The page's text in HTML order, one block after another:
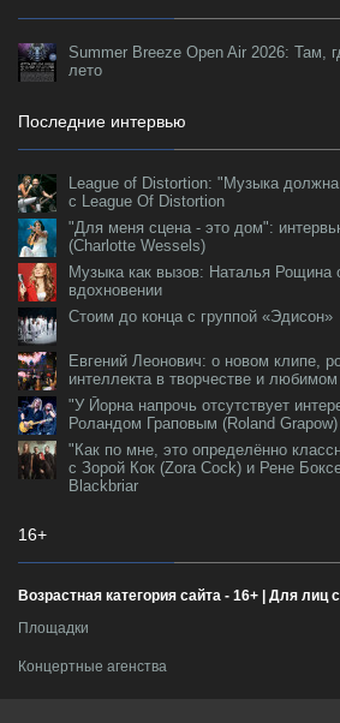
Summer Breeze Open Air 2026: Там,
лето
Последние интервью
League of Distortion: "Музыка
с League Of Distortion
"Для меня сцена - это дом":
(Charlotte Wessels)
Музыка как вызов: Наталья Рощина
вдохновении
Стоим до конца с группой «Эдисон»
Евгений Леонович: о новом клипе,
интеллекта в творчестве и любимом
"У Йорна напрочь отсутствует
Роландом Граповым (Roland
"Как по мне, это определённо
с Зорой Кок (Zora Cock) и Рене
Blackbriar
16+
Возрастная категория сайта - 16+ | Для лиц
Площадки
Концертные агенства